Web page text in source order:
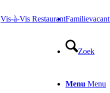
Vis-à-Vis Restaurant
Zoek
Menu Menu